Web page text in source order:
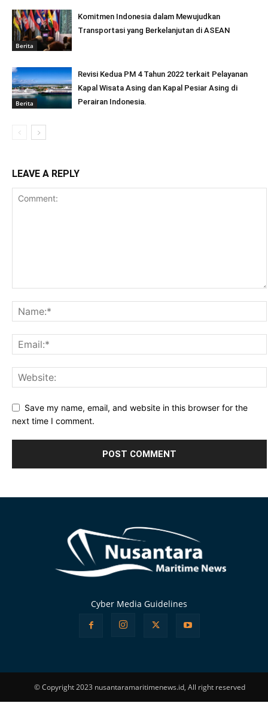
Berita
Komitmen Indonesia dalam Mewujudkan
Transportasi yang Berkelanjutan di ASEAN
Berita
Revisi Kedua PM 4 Tahun 2022 terkait Pelayanan
Kapal Wisata Asing dan Kapal Pesiar Asing di
Perairan Indonesia.
LEAVE A REPLY
Save my name, email, and website in this browser for the
next time I comment.
Cyber Media Guidelines
© Copyright 2023 nusantaramaritimenews.id, All right reserved